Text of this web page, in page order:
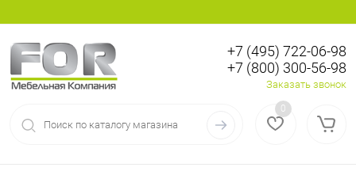
Регистрация
+7 (495) 722-06-98
+7 (800) 300-56-98
Заказать звонок
0